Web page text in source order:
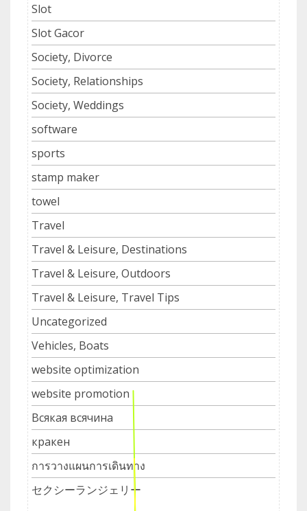
Slot
Slot Gacor
Society, Divorce
Society, Relationships
Society, Weddings
software
sports
stamp maker
towel
Travel
Travel & Leisure, Destinations
Travel & Leisure, Outdoors
Travel & Leisure, Travel Tips
Uncategorized
Vehicles, Boats
website optimization
website promotion
Всякая всячина
кракен
การวางแผนการเดินทาง
セクシーランジェリー